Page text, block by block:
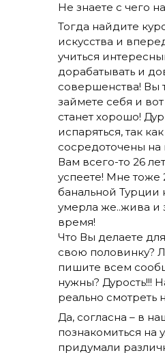
Не знаете с чего
Тогда найдите
искусства и
учиться
дорабатывать и
совершенства! Вы
займете себя и
станет хорошо!
испаряться, так
сосредоточены на
Вам всего-то 26
успеете! Мне тоже
банальной Турции
умерла же..жива и
время!
Что Вы делаете
свою половинку?
пишите всем
нужны? Дурость!!!
реально смотреть
Да, согласна – в
познакомиться на
придумали